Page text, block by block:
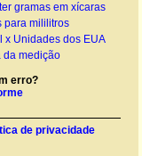
gramas em xícaras
para mililitros
x Unidades dos EUA
da medição
erro?
de privacidade